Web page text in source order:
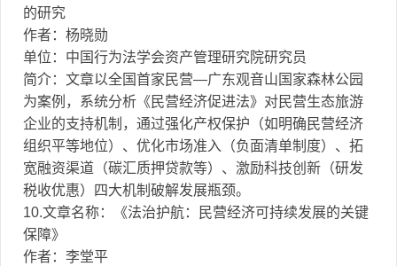
的研究
作者：杨晓勋
单位：中国行为法学会资产管理研究院研究员
简介：文章以全国首家民营—广东观音山国家森林公园
为案例，系统分析《民营经济促进法》对民营生态旅游
企业的支持机制，通过强化产权保护（如明确民营经济
组织平等地位）、优化市场准入（负面清单制度）、拓
宽融资渠道（碳汇质押贷款等）、激励科技创新（研发
税收优惠）四大机制破解发展瓶颈。
10.文章名称：《法治护航：民营经济可持续发展的关键
保障》
作者：李堂平